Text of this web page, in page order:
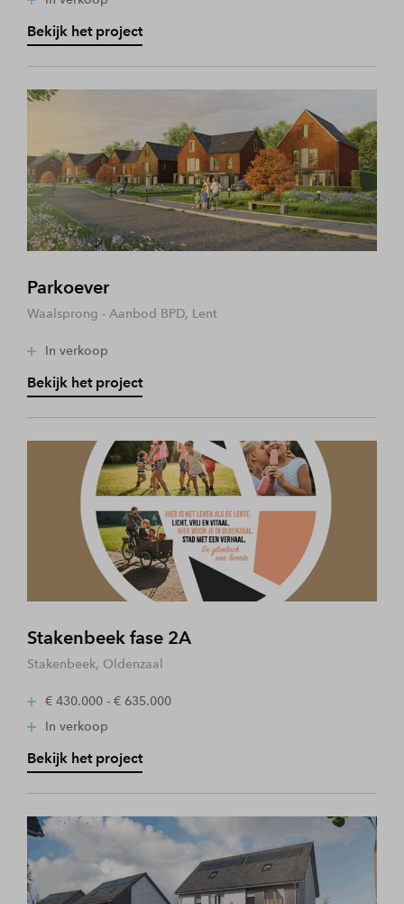
Bekijk het project
Parkoever
Waalsprong - Aanbod BPD, Lent
In verkoop
Bekijk het project
Stakenbeek fase 2A
Stakenbeek, Oldenzaal
€ 430.000 - € 635.000
In verkoop
Bekijk het project